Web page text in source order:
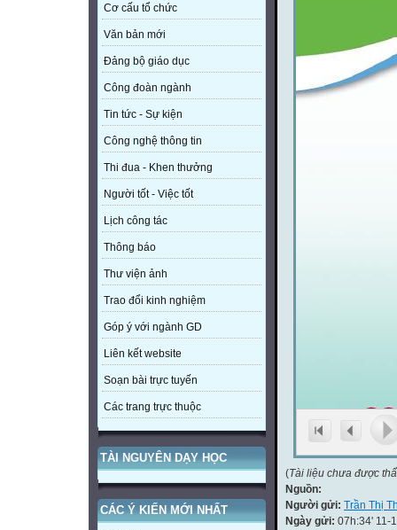
Cơ cấu tổ chức
Văn bản mới
Đảng bộ giáo dục
Công đoàn ngành
Tin tức - Sự kiện
Công nghệ thông tin
Thi đua - Khen thưởng
Người tốt - Việc tốt
Lịch công tác
Thông báo
Thư viện ảnh
Trao đổi kinh nghiệm
Góp ý với ngành GD
Liên kết website
Soạn bài trực tuyến
Các trang trực thuộc
TÀI NGUYÊN DẠY HỌC
CÁC Ý KIẾN MỚI NHẤT
(Tài liệu chưa được
Nguồn:
Người gửi: Trần Thị
Ngày gửi: 07h:34' 11-